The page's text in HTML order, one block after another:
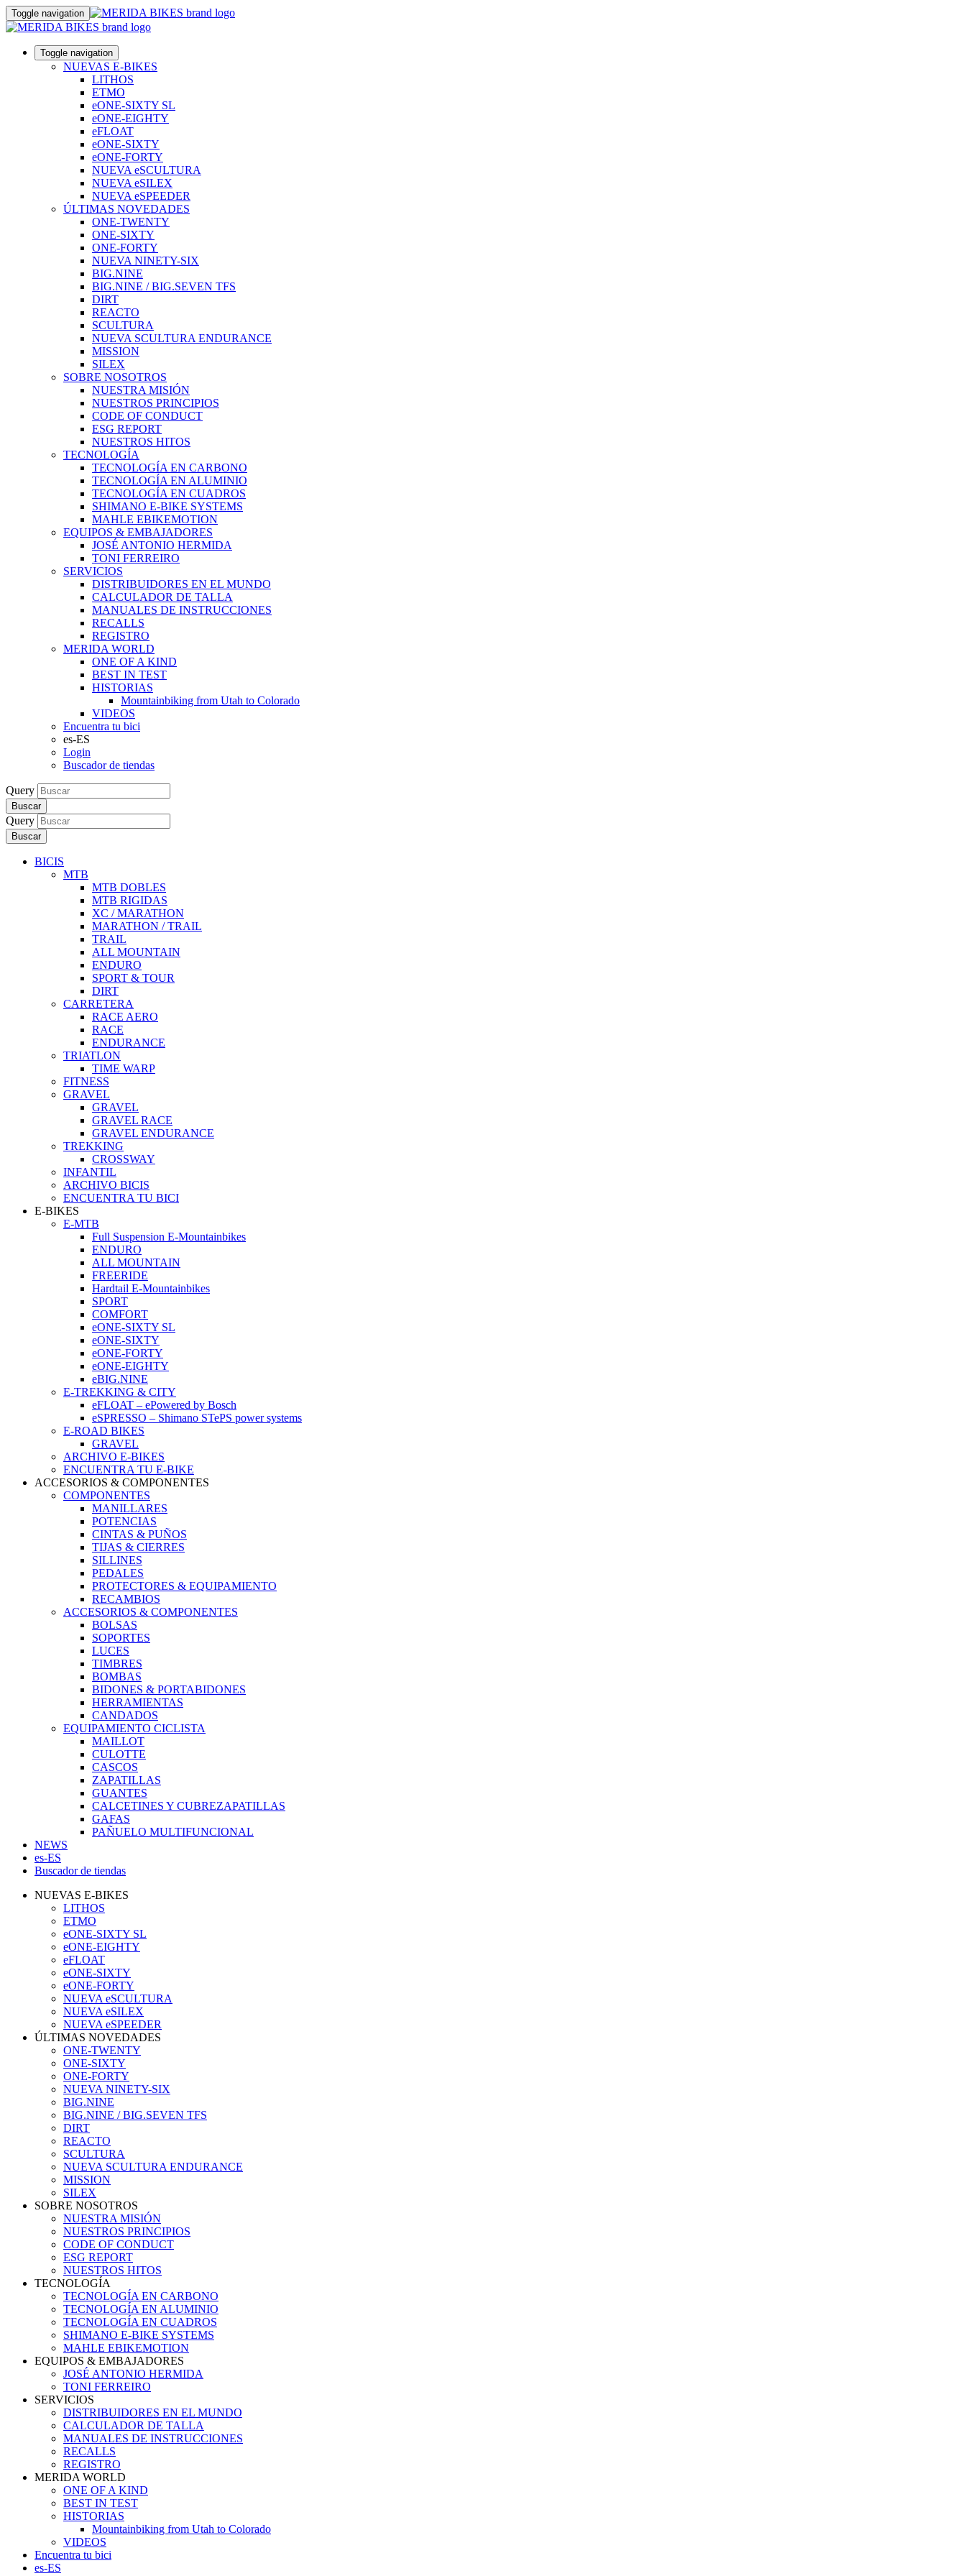
Toggle navigation
Toggle navigation
NUEVAS E-BIKES
LITHOS
ETMO
eONE-SIXTY SL
eONE-EIGHTY
eFLOAT
eONE-SIXTY
eONE-FORTY
NUEVA eSCULTURA
NUEVA eSILEX
NUEVA eSPEEDER
ÚLTIMAS NOVEDADES
ONE-TWENTY
ONE-SIXTY
ONE-FORTY
NUEVA NINETY-SIX
BIG.NINE
BIG.NINE / BIG.SEVEN TFS
DIRT
REACTO
SCULTURA
NUEVA SCULTURA ENDURANCE
MISSION
SILEX
SOBRE NOSOTROS
NUESTRA MISIÓN
NUESTROS PRINCIPIOS
CODE OF CONDUCT
ESG REPORT
NUESTROS HITOS
TECNOLOGÍA
TECNOLOGÍA EN CARBONO
TECNOLOGÍA EN ALUMINIO
TECNOLOGÍA EN CUADROS
SHIMANO E-BIKE SYSTEMS
MAHLE EBIKEMOTION
EQUIPOS & EMBAJADORES
JOSÉ ANTONIO HERMIDA
TONI FERREIRO
SERVICIOS
DISTRIBUIDORES EN EL MUNDO
CALCULADOR DE TALLA
MANUALES DE INSTRUCCIONES
RECALLS
REGISTRO
MERIDA WORLD
ONE OF A KIND
BEST IN TEST
HISTORIAS
Mountainbiking from Utah to Colorado
VIDEOS
Encuentra tu bici
es-ES
Login
Buscador de tiendas
Query
Buscar
Query
Buscar
BICIS
MTB
MTB DOBLES
MTB RIGIDAS
XC / MARATHON
MARATHON / TRAIL
TRAIL
ALL MOUNTAIN
ENDURO
SPORT & TOUR
DIRT
CARRETERA
RACE AERO
RACE
ENDURANCE
TRIATLON
TIME WARP
FITNESS
GRAVEL
GRAVEL
GRAVEL RACE
GRAVEL ENDURANCE
TREKKING
CROSSWAY
INFANTIL
ARCHIVO BICIS
ENCUENTRA TU BICI
E-BIKES
E-MTB
Full Suspension E-Mountainbikes
ENDURO
ALL MOUNTAIN
FREERIDE
Hardtail E-Mountainbikes
SPORT
COMFORT
eONE-SIXTY SL
eONE-SIXTY
eONE-FORTY
eONE-EIGHTY
eBIG.NINE
E-TREKKING & CITY
eFLOAT – ePowered by Bosch
eSPRESSO – Shimano STePS power systems
E-ROAD BIKES
GRAVEL
ARCHIVO E-BIKES
ENCUENTRA TU E-BIKE
ACCESORIOS & COMPONENTES
COMPONENTES
MANILLARES
POTENCIAS
CINTAS & PUÑOS
TIJAS & CIERRES
SILLINES
PEDALES
PROTECTORES & EQUIPAMIENTO
RECAMBIOS
ACCESORIOS & COMPONENTES
BOLSAS
SOPORTES
LUCES
TIMBRES
BOMBAS
BIDONES & PORTABIDONES
HERRAMIENTAS
CANDADOS
EQUIPAMIENTO CICLISTA
MAILLOT
CULOTTE
CASCOS
ZAPATILLAS
GUANTES
CALCETINES Y CUBREZAPATILLAS
GAFAS
PAÑUELO MULTIFUNCIONAL
NEWS
es-ES
Buscador de tiendas
NUEVAS E-BIKES
LITHOS
ETMO
eONE-SIXTY SL
eONE-EIGHTY
eFLOAT
eONE-SIXTY
eONE-FORTY
NUEVA eSCULTURA
NUEVA eSILEX
NUEVA eSPEEDER
ÚLTIMAS NOVEDADES
ONE-TWENTY
ONE-SIXTY
ONE-FORTY
NUEVA NINETY-SIX
BIG.NINE
BIG.NINE / BIG.SEVEN TFS
DIRT
REACTO
SCULTURA
NUEVA SCULTURA ENDURANCE
MISSION
SILEX
SOBRE NOSOTROS
NUESTRA MISIÓN
NUESTROS PRINCIPIOS
CODE OF CONDUCT
ESG REPORT
NUESTROS HITOS
TECNOLOGÍA
TECNOLOGÍA EN CARBONO
TECNOLOGÍA EN ALUMINIO
TECNOLOGÍA EN CUADROS
SHIMANO E-BIKE SYSTEMS
MAHLE EBIKEMOTION
EQUIPOS & EMBAJADORES
JOSÉ ANTONIO HERMIDA
TONI FERREIRO
SERVICIOS
DISTRIBUIDORES EN EL MUNDO
CALCULADOR DE TALLA
MANUALES DE INSTRUCCIONES
RECALLS
REGISTRO
MERIDA WORLD
ONE OF A KIND
BEST IN TEST
HISTORIAS
Mountainbiking from Utah to Colorado
VIDEOS
Encuentra tu bici
es-ES